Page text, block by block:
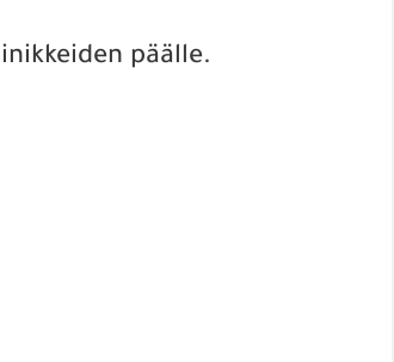
päälle.